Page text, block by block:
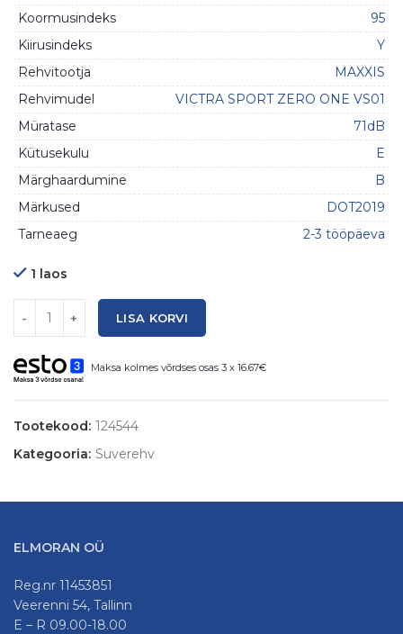
Koormusindeks
95
Kiirusindeks
Y
Rehvitootja
MAXXIS
Rehvimudel
VICTRA SPORT ZERO ONE VS01
Müratase
71dB
Kütusekulu
E
Märghaardumine
B
Märkused
DOT2019
Tarneaeg
2-3 tööpäeva
1 laos
LISA KORVI
Maksa kolmes võrdses osas 3 x 16.67€
Tootekood: 124544
Kategooria: Suverehv
ELMORAN OÜ
Reg.nr 11453851
Veerenni 54, Tallinn
E – R 09.00-18.00